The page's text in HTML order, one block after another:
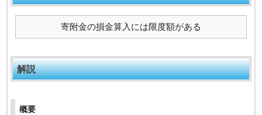
寄附金の損金算入には限度額がある
解説
概要